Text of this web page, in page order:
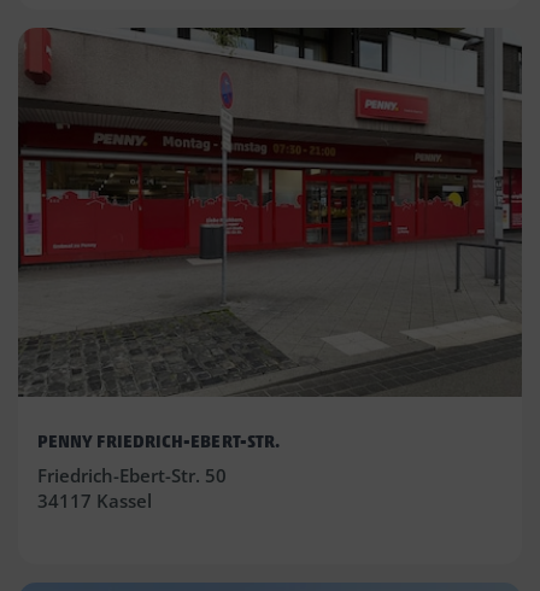
PENNY FRIEDRICH-EBERT-STR.
Friedrich-Ebert-Str. 50
34117 Kassel